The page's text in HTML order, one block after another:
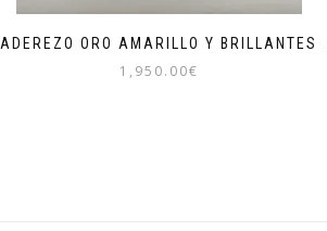
ADEREZO ORO AMARILLO Y BRILLANTES
1,950.00€